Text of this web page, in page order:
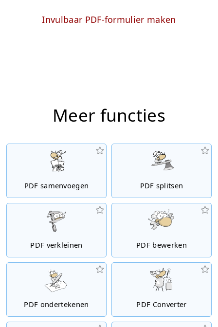
Invulbaar PDF-formulier maken
Meer functies
PDF samenvoegen PDF splitsen
PDF verkleinen PDF bewerken
PDF ondertekenen PDF Converter